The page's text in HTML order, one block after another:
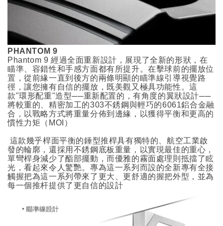
PHANTOM 9
Phantom 9 經過全面重新設計，展現了全新的形狀，在
瞄準、容錯性和手感方面都有所提升。在擊球前的擺放位
置，從前緣一直到後方的兩條明顯的瞄準線引導視覺路
徑，讓您擁有自信的擺放，既美觀又極具功能性。這
款"環形配重"造型──重新配置的，有角度的翼狀設計──
將較重的、精密加工的303不銹鋼與輕巧的6061鋁合金融
合，以戰略方式將重量分佈到邊緣，以獲得平衡和更高的
慣性力矩（MOI）
這款幾乎桿面平衡的錘型推桿具有獨特的、航空工業啟
發的輪廓，還採用不銹鋼底板重量，以實現最佳的重心，
單彎桿身減少了酯部擺動，而優雅的霧面處理則抵擋了眩
光，看起來令人驚艷。專為這一系列而設的全新專有全接
觸握把為這一系列帶來了更大、更舒適的握把外型，並為
每一個推杆提供了更自信的設計